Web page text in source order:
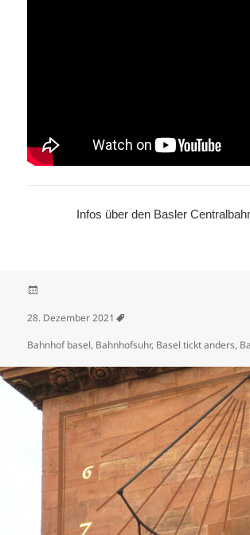
Infos über den Basler
28. Dezember 2021
Bahnhof basel, Bahnhofsuhr, Basel tickt anders,